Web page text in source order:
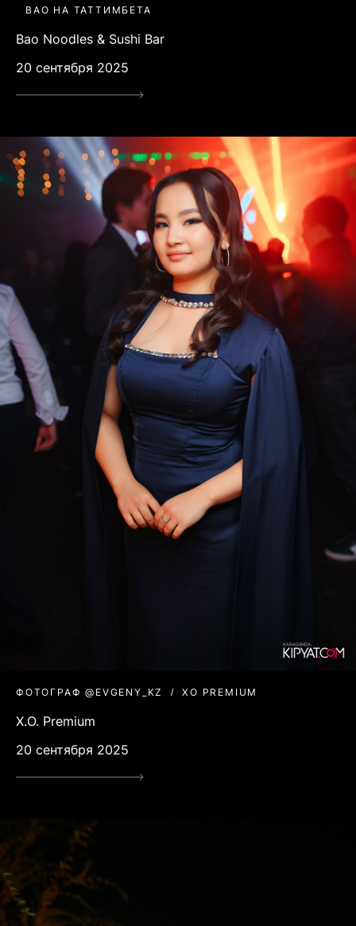
BAO НА ТАТТИМБЕТА
Bao Noodles & Sushi Bar
20 сентября 2025
ФОТОГРАФ @EVGENY_KZ XO PREMIUM
Х.O. Premium
20 сентября 2025